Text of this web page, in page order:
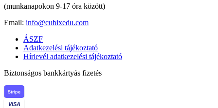
(munkanapokon 9-17 óra között)
Email: info@cubixedu.com
ÁSZF
Adatkezelési tájékoztató
Hírlevél adatkezelési tájékoztató
Biztonságos bankkártyás fizetés
Stripe
VISA